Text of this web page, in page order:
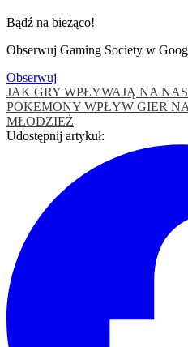
Bądź na bieżąco!
Obserwuj Gaming Society w
Obserwuj
JAK GRY WPŁYWAJĄ NA
POKEMONY WPŁYW GIER
MŁODZIEŻ
Udostępnij artykuł: